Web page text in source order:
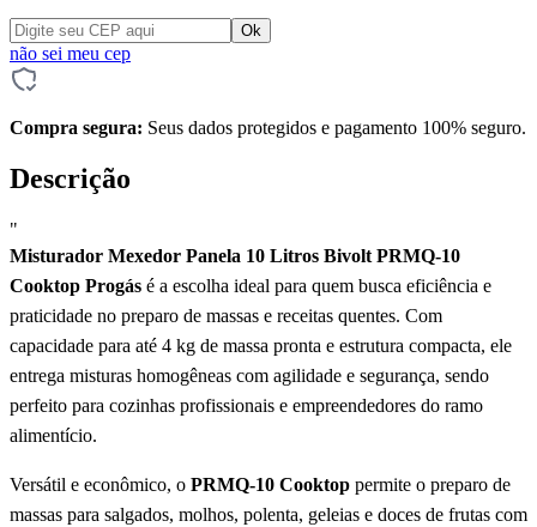
não sei meu cep
Compra segura: Seus dados protegidos e pagamento 100% seguro.
Descrição
"
Misturador Mexedor Panela 10 Litros Bivolt PRMQ-10
Cooktop Progás é a escolha ideal para quem busca eficiência e
praticidade no preparo de massas e receitas quentes. Com
capacidade para até 4 kg de massa pronta e estrutura compacta, ele
entrega misturas homogêneas com agilidade e segurança, sendo
perfeito para cozinhas profissionais e empreendedores do ramo
alimentício.
Versátil e econômico, o PRMQ-10 Cooktop permite o preparo de
massas para salgados, molhos, polenta, geleias e doces de frutas com